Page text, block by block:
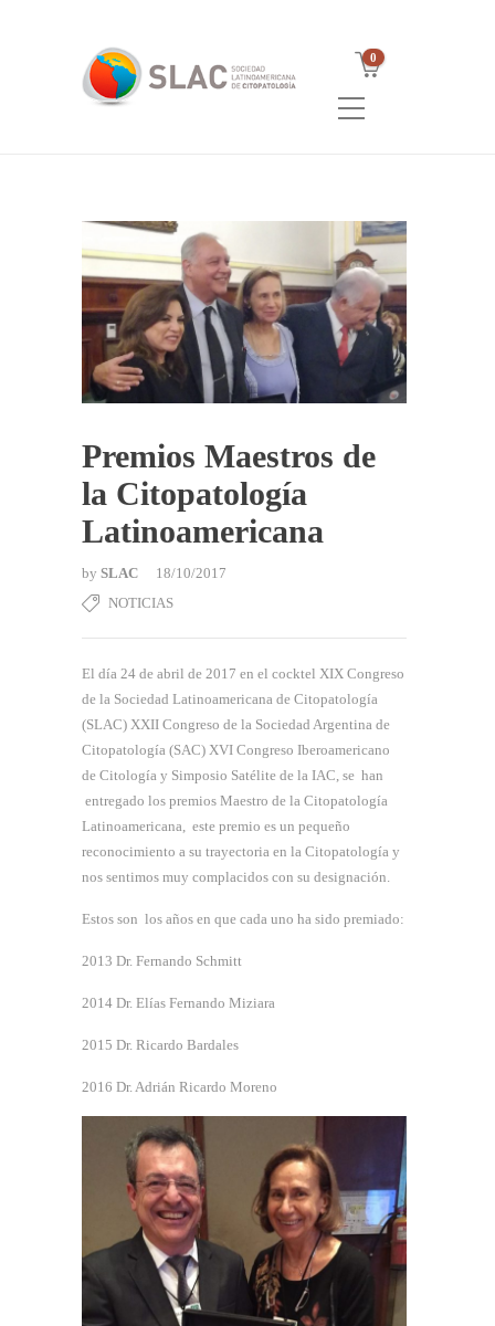
0
Premios Maestros de
la Citopatología
Latinoamericana
by SLAC
18/10/2017
NOTICIAS
El día 24 de abril de 2017 en el cocktel XIX Congreso
de la Sociedad Latinoamericana de Citopatología
(SLAC) XXII Congreso de la Sociedad Argentina de
Citopatología (SAC) XVI Congreso Iberoamericano
de Citología y Simposio Satélite de la IAC, se han
entregado los premios Maestro de la Citopatología
Latinoamericana, este premio es un pequeño
reconocimiento a su trayectoria en la Citopatología y
nos sentimos muy complacidos con su designación.
Estos son los años en que cada uno ha sido premiado:
2013 Dr. Fernando Schmitt
2014 Dr. Elías Fernando Miziara
2015 Dr. Ricardo Bardales
2016 Dr. Adrián Ricardo Moreno